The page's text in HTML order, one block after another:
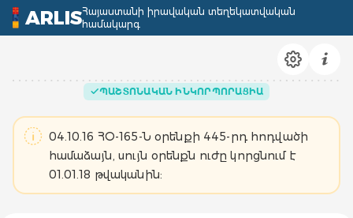
ARLISՀայաստանի իրավական տեղեկատվական
համակարգ
ՊԱՇՏՈՆԱԿԱՆ ԻՆԿՈՐՊՈՐԱՑԻԱ
04.10.16 ՀՕ-165-Ն օրենքի 445-րդ հոդվածի
համաձայն, սույն օրենքն ուժը կորցնում է
01.01.18 թվականին: